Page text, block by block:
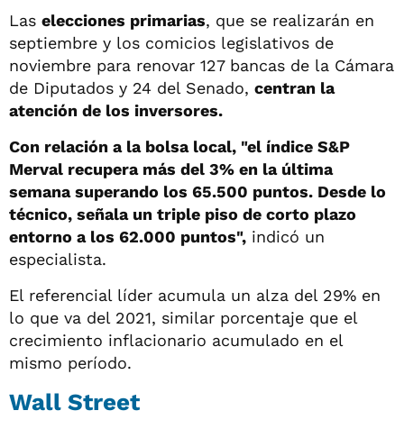
Las elecciones primarias, que se realizarán en
septiembre y los comicios legislativos de
noviembre para renovar 127 bancas de la Cámara
de Diputados y 24 del Senado, centran la
atención de los inversores.
Con relación a la bolsa local, "el índice S&P
Merval recupera más del 3% en la última
semana superando los 65.500 puntos. Desde lo
técnico, señala un triple piso de corto plazo
entorno a los 62.000 puntos", indicó un
especialista.
El referencial líder acumula un alza del 29% en
lo que va del 2021, similar porcentaje que el
crecimiento inflacionario acumulado en el
mismo período.
Wall Street